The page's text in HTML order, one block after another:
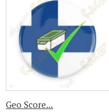
Geo Score...